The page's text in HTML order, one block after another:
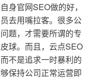
身官网SEO做的好，
去用嘴拉客。很多公
题，才需要所谓的专
球。而且，云点SEO
不是追求一时暴利的
保持公司正常运营即